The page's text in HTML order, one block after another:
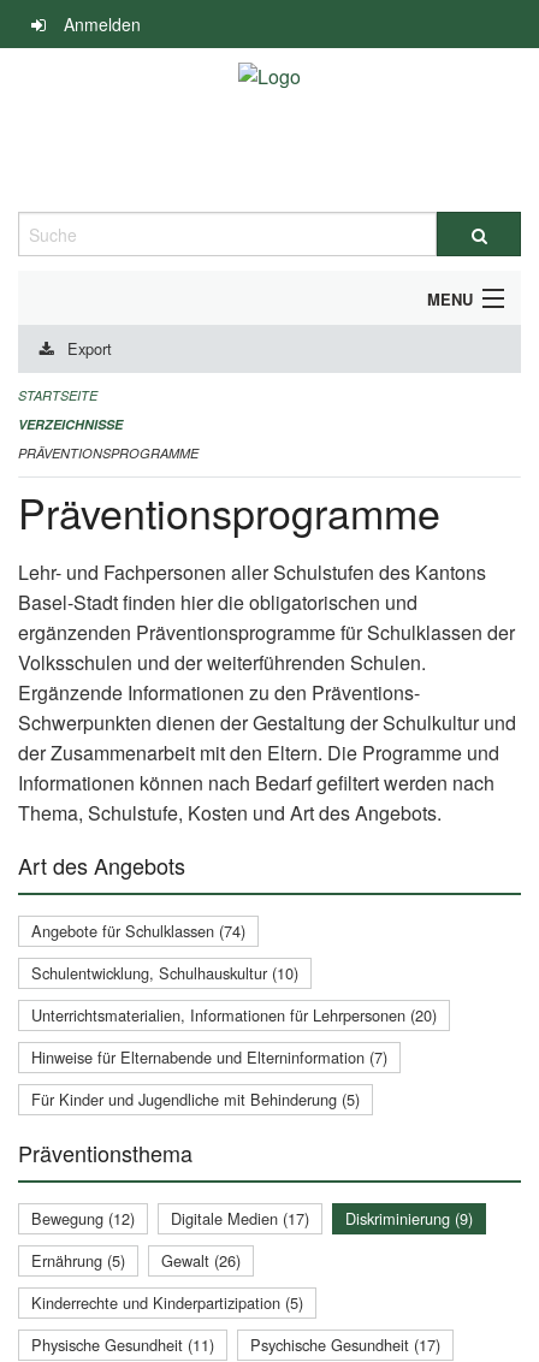
Navigation
überspringen
Anmelden
Suche
MENU
DURCHFÜHRUNG UND FINANZIERUNG
IMPRESSUM
Export
STARTSEITE
VERZEICHNISSE
PRÄVENTIONSPROGRAMME
Präventionsprogramme
Lehr- und Fachpersonen aller Schulstufen des Kantons
Basel-Stadt finden hier die obligatorischen und
ergänzenden Präventionsprogramme für Schulklassen der
Volksschulen und der weiterführenden Schulen.
Ergänzende Informationen zu den Präventions-
Schwerpunkten dienen der Gestaltung der Schulkultur und
der Zusammenarbeit mit den Eltern. Die Programme und
Informationen können nach Bedarf gefiltert werden nach
Thema, Schulstufe, Kosten und Art des Angebots.
Art des Angebots
Angebote für Schulklassen (74)
Schulentwicklung, Schulhauskultur (10)
Unterrichtsmaterialien, Informationen für Lehrpersonen (20)
Hinweise für Elternabende und Elterninformation (7)
Für Kinder und Jugendliche mit Behinderung (5)
Präventionsthema
Bewegung (12) Digitale Medien (17)
Diskriminierung (9)
Ernährung (5)
Gewalt (26)
Kinderrechte und Kinderpartizipation (5)
Physische Gesundheit (11)
Psychische Gesundheit (17)